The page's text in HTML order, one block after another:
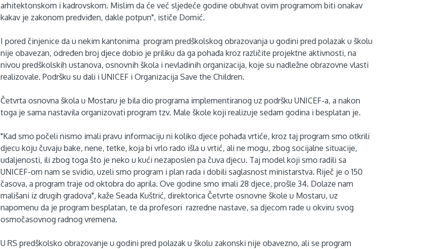
arhitektonskom i kadrovskom. Mislim da će već sljedeće godine obuhvat ovim programom biti onakav
kakav je zakonom predviđen, dakle potpun", ističe Domić.
I pored činjenice da u nekim kantonima program predškolskog obrazovanja u godini pred polazak u školu
nije obavezan, određen broj djece dobio je priliku da ga pohađa kroz različite projektne aktivnosti, na
nivou predškolskih ustanova, osnovnih škola i nevladinih organizacija, koje su nadležne obrazovne vlasti
realizovale. Podršku su dali i UNICEF i Organizacija Save the Children.
Četvrta osnovna škola u Mostaru je bila dio programa implementiranog uz podršku UNICEF-a, a nakon
toga je sama nastavila organizovati program tzv. Male škole koji realizuje sedam godina i besplatan je.
"Kad smo počeli nismo imali pravu informaciju ni koliko djece pohađa vrtiće, kroz taj program smo otkrili
djecu koju čuvaju bake, nene, tetke, koja bi vrlo rado išla u vrtić, ali ne mogu, zbog socijalne situacije,
udaljenosti, ili zbog toga što je neko u kući nezaposlen pa čuva djecu. Taj model koji smo radili sa
UNICEF-om nam se svidio, uzeli smo program i plan rada i dobili saglasnost ministarstva. Riječ je o 150
časova, a program traje od oktobra do aprila. Ove godine smo imali 28 djece, prošle 34. Dolaze nam
mališani iz drugih gradova", kaže Seada Kuštrić, direktorica Četvrte osnovne škole u Mostaru, uz
napomenu da je program besplatan, te da profesori razredne nastave, sa djecom rade u okviru svog
osmočasovnog radnog vremena.
U RS predškolsko obrazovanje u godini pred polazak u školu zakonski nije obavezno, ali se program